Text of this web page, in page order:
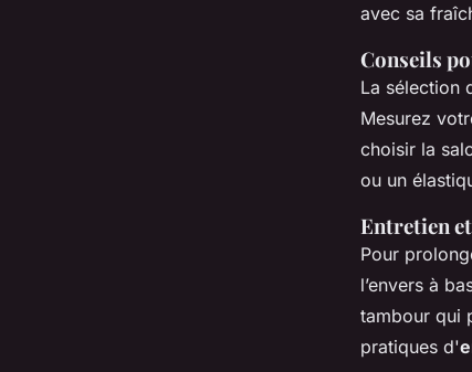
avec sa
Conseils
La sélection
Mesurez
choisir la
ou un
Entretien
Pour
l’envers à
tambour qui
pratiques d'